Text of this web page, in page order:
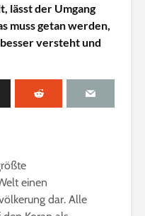
lässt der Umgang
muss getan werden,
versteht und
einen
dar. Alle